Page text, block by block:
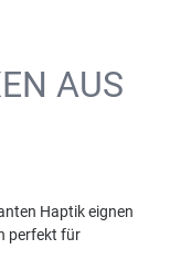
AUS
Haptik eignen
perfekt für